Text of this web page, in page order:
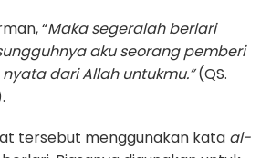
“Maka segeralah berlari
aku seorang pemberi
dari Allah untukmu.”(QS.
tersebut menggunakan kata al-